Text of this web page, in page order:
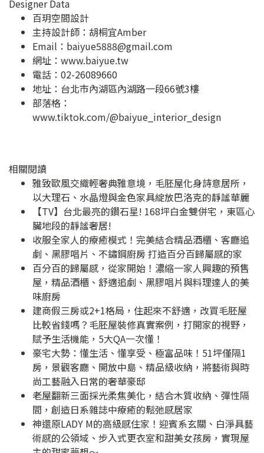
Designer Data
百玥空間設計
主持設計師：胡桐宜Amber
Email： baiyue5888@gmail.com
網址： www.baiyue.tw
電話：02-26089660
地址： 台北市內湖區內湖路一段66號3樓
部落格：
www.tiktok.com/@baiyue_interior_design
相關閱讀
雅致歐風交織輕奢典雅意境，毛胚屋化身詩意居所，
以大理石、水晶燈與金色家具綻放巴洛克的靜謐華麗
【TV】台北最亮的鑽石星! 168坪白金雙併宅，東區心
臟地段的靜謐奢居!
收服全家人的療癒模式！完美結合精品酒櫃、客廳追
劇、黑膠唱片、不鏽鋼廚房 打造百分百歸屬感的家
百分百的歸屬感，從家開始！濃縮一家人興趣的預售
屋，精品酒櫃、舒適追劇、黑膠唱片與料理達人的美
味廚房
建商假三房或2+1格局，住起來不舒適，改買毛胚屋
比較省錢嗎？毛胚屋裝修真實案例，打開家的視野，
賦予生活機能，5大QA一次懂！
豪宅大勢：懂生活、懂享受、極富品味！51坪僅隔1
房，景觀客廳、開放中島、精品級收納，將藝術與時
尚工藝融入日常的奢華豪邸
老屋翻新三面採光柔焦美化，結合木質收納、彈性隔
間，創造日系雜誌中療癒的鬆弛感居家
神還原LADY M的高級感住家！迎賓系玄關、白淨具藝
術感的公領域、步入式更衣室和甜美女孩房，實現屋